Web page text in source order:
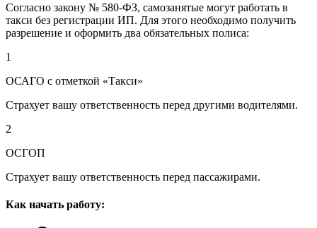
Согласно закону № 580-ФЗ, самозанятые могут работать в
такси без регистрации ИП. Для этого необходимо получить
разрешение и оформить два обязательных полиса:
1
ОСАГО с отметкой «Такси»
Страхует вашу ответственность перед другими водителями.
2
ОСГОП
Страхует вашу ответственность перед пассажирами.
Как начать работу: